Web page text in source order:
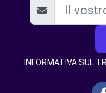
INFORMATIVA SUL